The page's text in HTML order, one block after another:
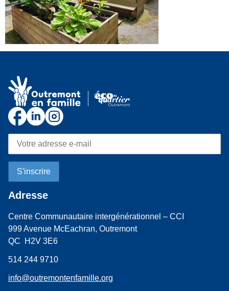
Adresse
Centre Communautaire intergénérationnel – CCI
999 Avenue McEachran, Outremont
QC H2V 3E6
514 244 9710
info@outremontenfamille.org